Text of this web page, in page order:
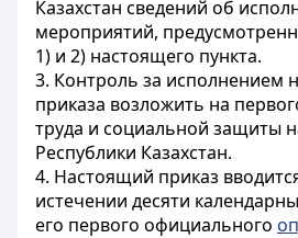
Казахстан сведений об
мероприятий,
1) и 2) настоящего пункта.
3. Контроль за исполнением
приказа возложить на
труда и социальной защиты
Республики Казахстан.
4. Настоящий приказ
истечении десяти
его первого официального